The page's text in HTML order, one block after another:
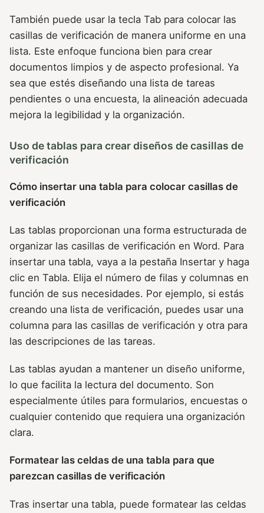
También puede usar la tecla Tab para colocar las
casillas de verificación de manera uniforme en una
lista. Este enfoque funciona bien para crear
documentos limpios y de aspecto profesional. Ya
sea que estés diseñando una lista de tareas
pendientes o una encuesta, la alineación adecuada
mejora la legibilidad y la organización.
Uso de tablas para crear diseños de casillas de
verificación
Cómo insertar una tabla para colocar casillas de
verificación
Las tablas proporcionan una forma estructurada de
organizar las casillas de verificación en Word. Para
insertar una tabla, vaya a la pestaña Insertar y haga
clic en Tabla. Elija el número de filas y columnas en
función de sus necesidades. Por ejemplo, si estás
creando una lista de verificación, puedes usar una
columna para las casillas de verificación y otra para
las descripciones de las tareas.
Las tablas ayudan a mantener un diseño uniforme,
lo que facilita la lectura del documento. Son
especialmente útiles para formularios, encuestas o
cualquier contenido que requiera una organización
clara.
Formatear las celdas de una tabla para que
parezcan casillas de verificación
Tras insertar una tabla, puede formatear las celdas